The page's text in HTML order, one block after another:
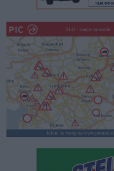
SLO - stanje na cestah
klikni za vstop na www.promet.si